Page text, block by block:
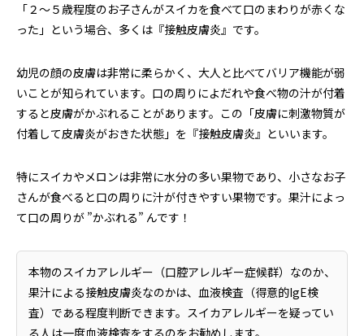
「２〜５歳程度のお子さんがスイカを食べて口のまわりが赤くな
った」という場合、多くは『接触皮膚炎』です。
幼児の顔の皮膚は非常に柔らかく、大人と比べてバリア機能が弱
いことが知られています。口の周りによだれや食べ物の汁が付着
すると皮膚がかぶれることがあります。この「皮膚に刺激物質が
付着して皮膚炎がおきた状態」を『接触皮膚炎』といいます。
特にスイカやメロンは非常に水分の多い果物であり、小さなお子
さんが食べると口の周りに汁が付きやすい果物です。果汁によっ
て口の周りが ”かぶれる” んです！
本物のスイカアレルギー（口腔アレルギー症候群）なのか、
果汁による接触皮膚炎なのかは、血液検査（得意的IgE検
査）である程度判断できます。スイカアレルギーを疑ってい
る人は一度血液検査をするのをお勧めします。